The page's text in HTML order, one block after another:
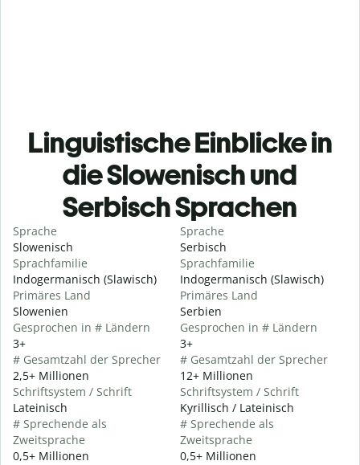
Linguistische Einblicke in
die Slowenisch und
Serbisch Sprachen
Sprache
Slowenisch
Sprachfamilie
Indogermanisch (Slawisch)
Primäres Land
Slowenien
Gesprochen in # Ländern
3+
# Gesamtzahl der Sprecher
2,5+ Millionen
Schriftsystem / Schrift
Lateinisch
# Sprechende als
Zweitsprache
0,5+ Millionen
Sprache
Serbisch
Sprachfamilie
Indogermanisch (Slawisch)
Primäres Land
Serbien
Gesprochen in # Ländern
3+
# Gesamtzahl der Sprecher
12+ Millionen
Schriftsystem / Schrift
Kyrillisch / Lateinisch
# Sprechende als
Zweitsprache
0,5+ Millionen